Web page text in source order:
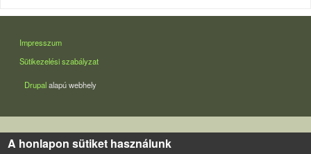
LÁBLÉC
Impresszum
Sütikezelési szabályzat
Drupalalapú webhely
A honlapon sütiket használunk